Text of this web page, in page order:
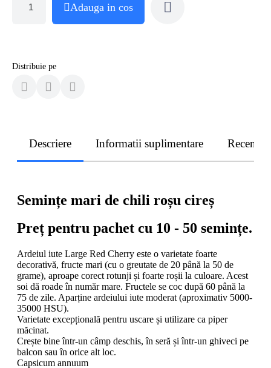
Adauga in cos
Distribuie pe
Descriere Informatii suplimentare Recenzii
Semințe mari de chili roșu cireș
Preț pentru pachet cu 10 - 50 semințe.
Ardeiul iute Large Red Cherry este o varietate foarte
decorativă, fructe mari (cu o greutate de 20 până la 50 de
grame), aproape corect rotunji și foarte roșii la culoare. Acest
soi dă roade în număr mare. Fructele se coc după 60 până la
75 de zile. Aparține ardeiului iute moderat (aproximativ 5000-
35000 HSU).
Varietate excepțională pentru uscare și utilizare ca piper
măcinat.
Crește bine într-un câmp deschis, în seră și într-un ghiveci pe
balcon sau în orice alt loc.
Capsicum annuum